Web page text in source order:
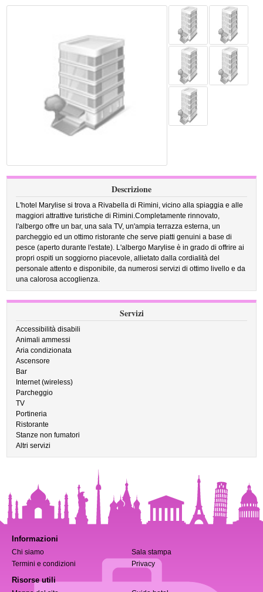
Descrizione
L'hotel Marylise si trova a Rivabella di Rimini, vicino alla spiaggia e alle
maggiori attrattive turistiche di Rimini.Completamente rinnovato,
l'albergo offre un bar, una sala TV, un'ampia terrazza esterna, un
parcheggio ed un ottimo ristorante che serve piatti genuini a base di
pesce (aperto durante l'estate). L'albergo Marylise è in grado di offrire ai
propri ospiti un soggiorno piacevole, allietato dalla cordialità del
personale attento e disponibile, da numerosi servizi di ottimo livello e da
una calorosa accoglienza.
Servizi
Accessibilità disabili
Animali ammessi
Aria condizionata
Ascensore
Bar
Internet (wireless)
Parcheggio
TV
Portineria
Ristorante
Stanze non fumatori
Altri servizi
Informazioni
Chi siamo
Sala stampa
Termini e condizioni
Privacy
Risorse utili